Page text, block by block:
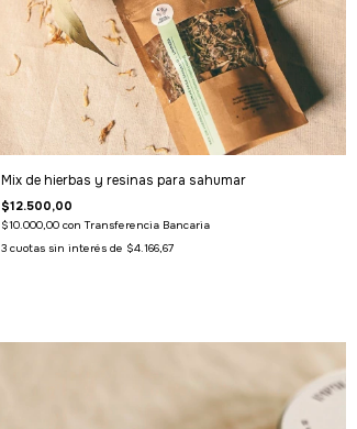
Mix de hierbas y resinas para sahumar
$12.500,00
$10.000,00 con Transferencia Bancaria
3 cuotas sin interés de $4.166,67